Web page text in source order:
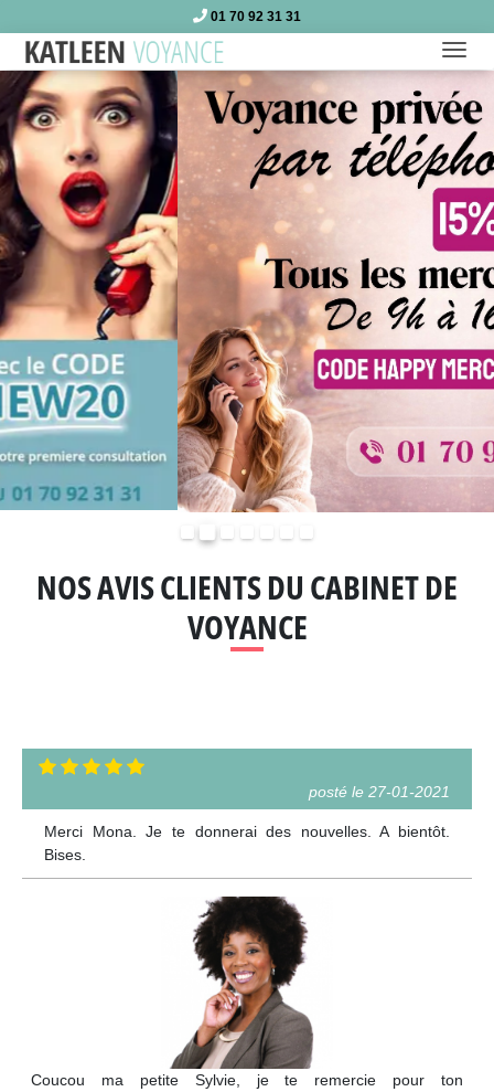
01 70 92 31 31
NOS AVIS CLIENTS DU CABINET DE
VOYANCE
posté le 27-01-2021
Merci Mona. Je te donnerai des nouvelles. A bientôt.
Bises.
Coucou ma petite Sylvie, je te remercie pour ton